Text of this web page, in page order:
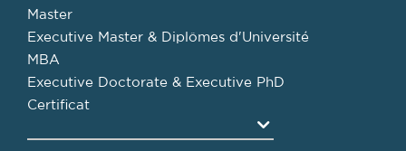
Master
Executive Master & Diplômes d'Université
MBA
Executive Doctorate & Executive PhD
Certificat
Agrandir